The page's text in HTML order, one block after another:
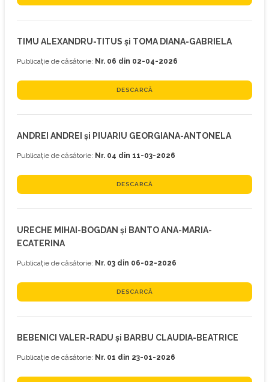
TIMU ALEXANDRU-TITUS și TOMA DIANA-GABRIELA
Publicație de căsătorie: Nr. 06 din 02-04-2026
DESCARCĂ
ANDREI ANDREI și PIUARIU GEORGIANA-ANTONELA
Publicație de căsătorie: Nr. 04 din 11-03-2026
DESCARCĂ
URECHE MIHAI-BOGDAN și BANTO ANA-MARIA-
ECATERINA
Publicație de căsătorie: Nr. 03 din 06-02-2026
DESCARCĂ
BEBENICI VALER-RADU și BARBU CLAUDIA-BEATRICE
Publicație de căsătorie: Nr. 01 din 23-01-2026